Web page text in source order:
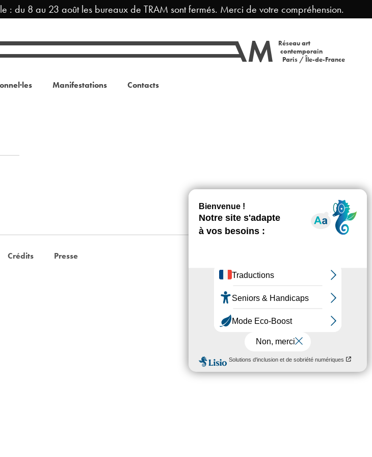
: du 8 au 23 août les bureaux de TRAM sont fermés. Merci de votre compréhension.
Réseau art
contemporain
Paris / Île-de-France
Manifestations Contacts
Crédits Presse